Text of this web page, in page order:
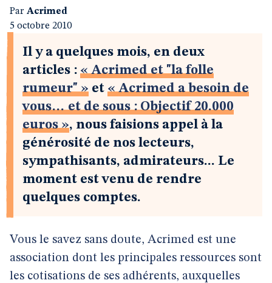
Par Acrimed
5 octobre 2010
Il y a quelques mois, en deux
articles : « Acrimed et "la folle
rumeur" » et « Acrimed a besoin de
vous… et de sous : Objectif 20.000
euros », nous faisions appel à la
générosité de nos lecteurs,
sympathisants, admirateurs... Le
moment est venu de rendre
quelques comptes.
Vous le savez sans doute, Acrimed est une
association dont les principales ressources sont
les cotisations de ses adhérents, auxquelles